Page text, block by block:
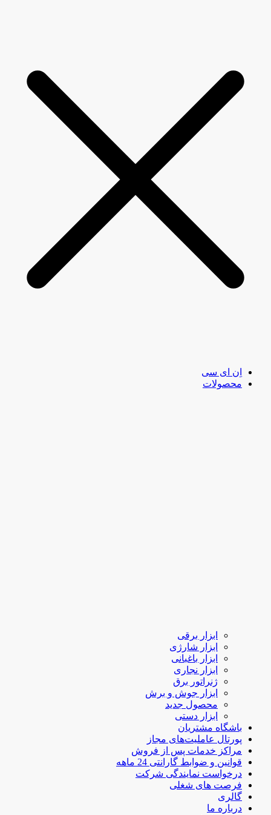
اِن ای سی
محصولات
ابزار برقی
ابزار شارژی
ابزار باغبانی
ابزار نجاری
ژنراتور برق
ابزار جوش و برش
محصول جدید
ابزار دستی
باشگاه مشتریان
پورتال عاملیت‌های مجاز
مراکز خدمات پس از فروش
قوانین و ضوابط گارانتی 24 ماهه
درخواست نمایندگی شرکت
فرصت های شغلی
گالری
درباره ما